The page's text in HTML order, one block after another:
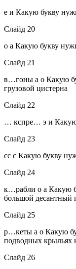
е и Какую букву
Слайд 20
о а Какую букву
Слайд 21
в…гоны а о Какую
грузовой цистерна
Слайд 22
… кспре… э и Какую
Слайд 23
сс с Какую букву
Слайд 24
к…рабли о а Какую
большой десантный
Слайд 25
р…кеты а о Какую
подводных крыльях
Слайд 26